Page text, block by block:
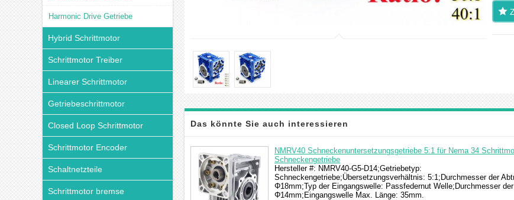
Harmonic Drive Getriebe
Hybrid Schrittmotor
Schrittmotor Treiber
Linearer Schrittmotor
Getriebeschrittmotor
Closed Loop Schrittmotor
Schrittmotor Encoder
Schaltnetzteile
Schrittmotor bremse
Das könnte Sie auch interessieren
NMRV40 Schneckenuntersetzungsgetriebe 5:1 für Nema 34
Schneckengetriebe
Hersteller #: NMRV40-G5-D14;Getriebetyp:
Schneckengetriebe;Übersetzungsverhältnis: 5:1;Durchmesser der
Φ18mm;Typ der Eingangswelle: Passfedernut Welle;Durchmesser
Φ14mm;Eingangswelle Max. Länge: 35mm.